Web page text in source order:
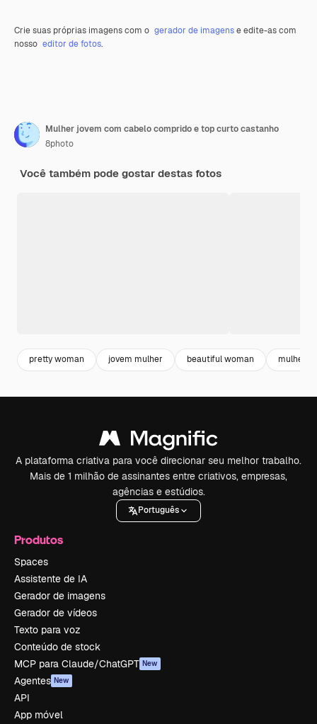
Crie suas próprias imagens com o gerador de imagense edite-as com
nosso editor de fotos.
Mulher jovem com cabelo comprido e top curto castanho
8photo
Você também pode gostar destas fotos
pretty woman jovem mulher beautiful woman mulher
A plataforma criativa para você direcionar seu melhor trabalho.
Mais de 1 milhão de assinantes entre criativos, empresas,
agências e estúdios.
Português
Produtos
Spaces
Assistente de IA
Gerador de imagens
Gerador de vídeos
Texto para voz
Conteúdo de stock
MCP para Claude/ChatGPT New
Agentes New
API
App móvel